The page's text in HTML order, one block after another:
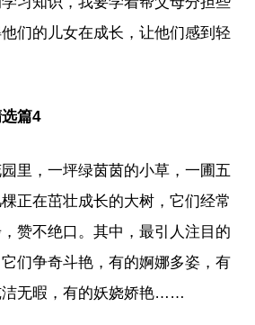
们的儿女在成长，让他们感到轻
篇4
里，一坪绿茵茵的小草，一圃五
正在茁壮成长的大树，它们经常
赞不绝口。其中，最引人注目的
们争奇斗艳，有的婀娜多姿，有
洁无暇，有的妖娆娇艳……